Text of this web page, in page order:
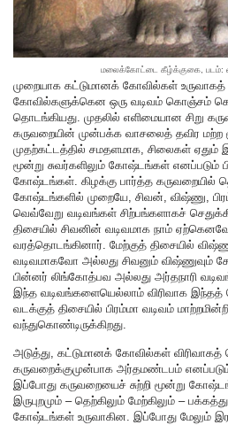
மலைக்கோட்டை கீழ்க்குகை, படம்:
முறையாக கட்டுமானக் கோவில்கள்
கோவில்களுக்கென ஒரு வடிவம் கொஞ்சம்
தொடங்கியது. முதலில் எளிமையான சிறு
கருவறையின் முன்பக்க வாசலைத் தவிர மற்ற
முதற்கட்டத்தில் சமதளமாக, சிலைகள்
மூன்று சுவர்களிலும் கோஷ்டங்கள் எனப்படும்
கோஷ்டங்கள். கிழக்கு பார்த்த கருவறையில்
கோஷ்டங்களில் முறையே, சிவன், விஷ்ணு,
வெவ்வேறு வடிவங்கள் சிற்பங்களாகச்
திசையில் சிவனின் வடிவமாக நாம்
வரத்தொடங்கினார். மேற்குத் திசையில்
வடிவமாகவோ அல்லது சிவனும் விஷ்ணுவும்
பின்னர் லிங்கோத்பவ அல்லது அர்தநாரி
இந்த வடிவங்களையெல்லாம் விரிவாக
வடக்குத் திசையில் பிரம்மா வடிவம்
வந்துகொண்டிருக்கிறது.
அடுத்து, கட்டுமானக் கோவில்கள்
கருவறைக்குமுன்பாக அர்தமண்டபம்
இப்போது கருவறையைச் சுற்றி மூன்று
இருபுறமும் – தெற்கிலும் மேற்கிலும் –
கோஷ்டங்கள் உருவாகின. இப்போது மேலும்